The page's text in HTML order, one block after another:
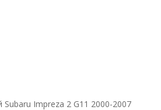
Impreza 2 G11 2000-2007